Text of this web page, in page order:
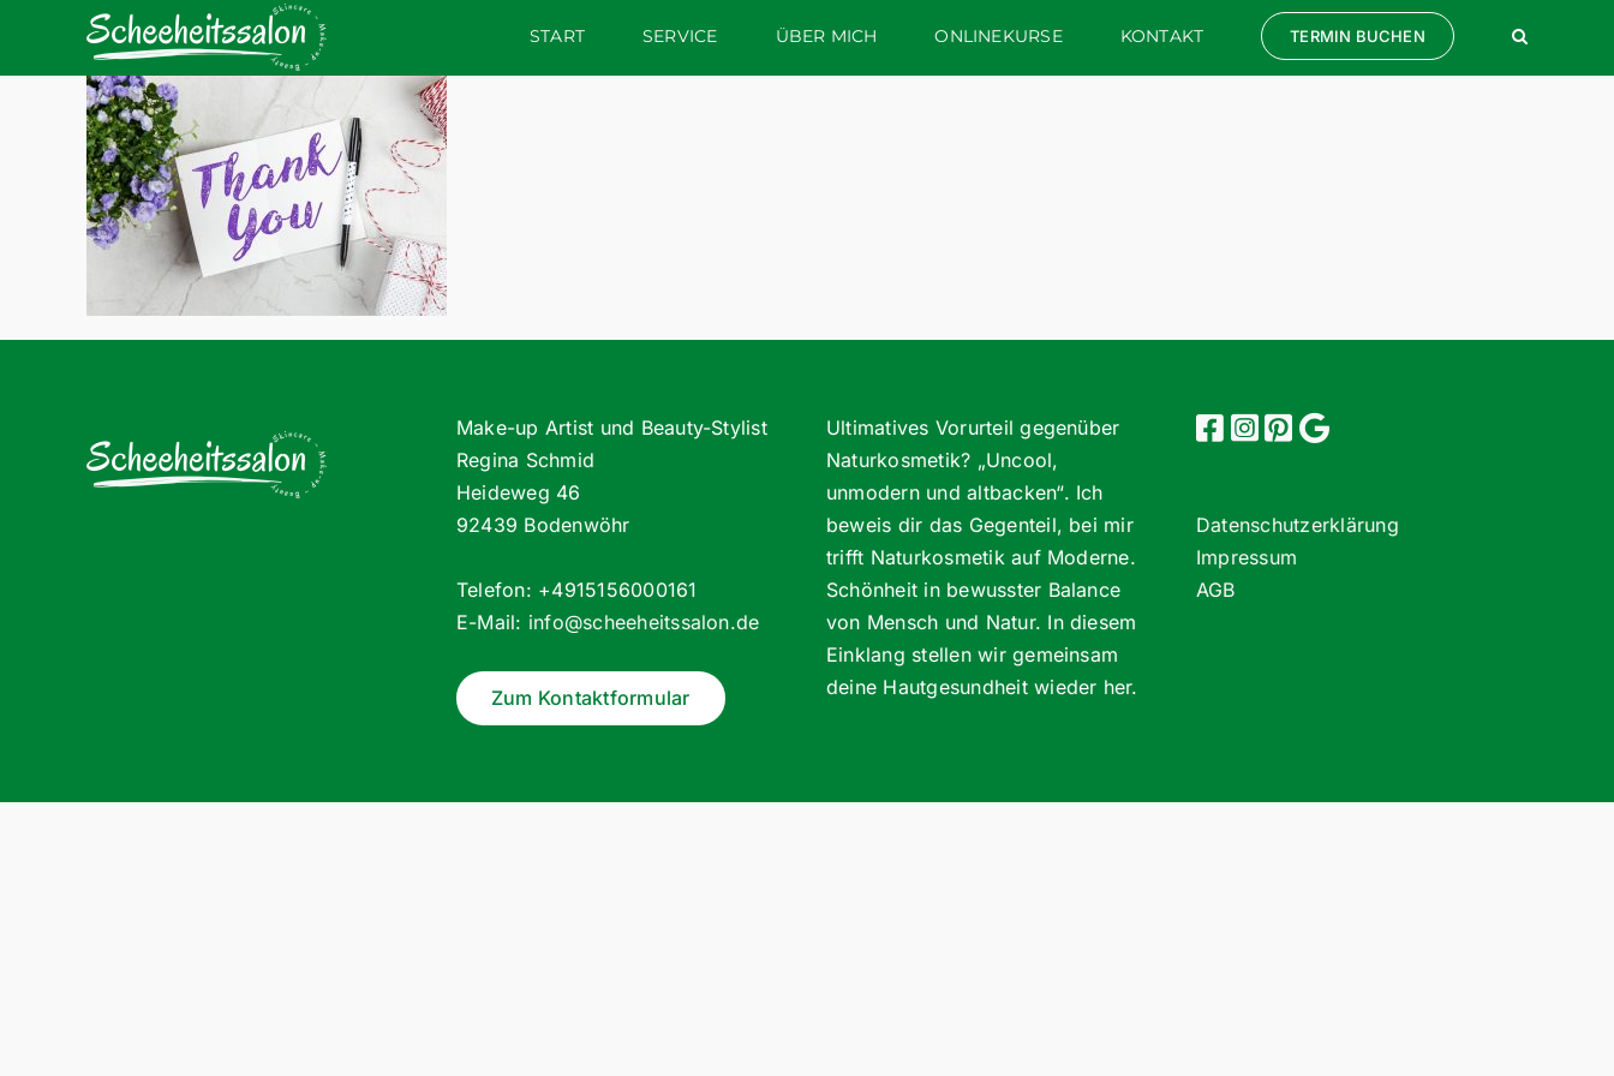
springen
START SERVICE ÜBER MICH ONLINEKURSE KONTAKT TERMIN BUCHEN
Make-up Artist und Beauty-Stylist
Regina Schmid
Heideweg 46
92439 Bodenwöhr
Telefon: +4915156000161
E-Mail: info@scheeheitssalon.de
Zum Kontaktformular
Ultimatives Vorurteil gegenüber
Naturkosmetik? „Uncool,
unmodern und altbacken“. Ich
beweis dir das Gegenteil, bei mir
trifft Naturkosmetik auf Moderne.
Schönheit in bewusster Balance
von Mensch und Natur. In diesem
Einklang stellen wir gemeinsam
deine Hautgesundheit wieder her.
Datenschutzerklärung
Impressum
AGB